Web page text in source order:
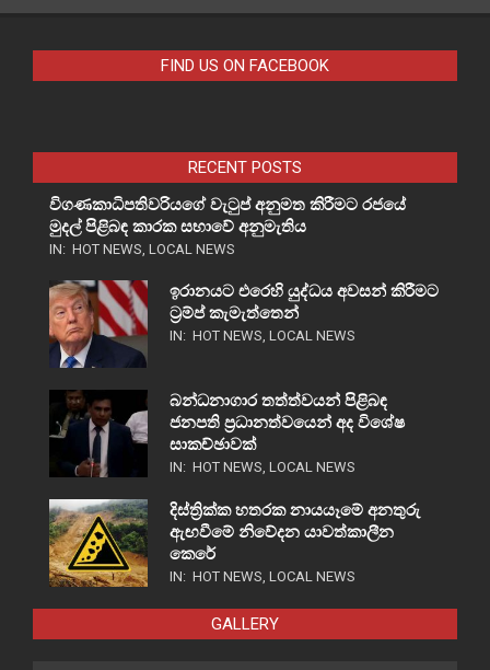
FIND US ON FACEBOOK
RECENT POSTS
විගණකාධිපතිවරියගේ වැටුප් අනුමත කිරීමට රජයේ
මුදල් පිළිබඳ කාරක සභාවේ අනුමැතිය
IN: HOT NEWS, LOCAL NEWS
ඉරානයට එරෙහි යුද්ධය අවසන් කිරීමට
ට්‍රම්ප් කැමැත්තෙන්
IN: HOT NEWS, LOCAL NEWS
බන්ධනාගාර තත්ත්වයන් පිළිබඳ
ජනපති ප්‍රධානත්වයෙන් අද විශේෂ
සාකච්ඡාවක්
IN: HOT NEWS, LOCAL NEWS
දිස්ත්‍රික්ක හතරක නායයෑමේ අනතුරු
ඇඟවීමේ නිවේදන යාවත්කාලීන
කෙරේ
IN: HOT NEWS, LOCAL NEWS
GALLERY